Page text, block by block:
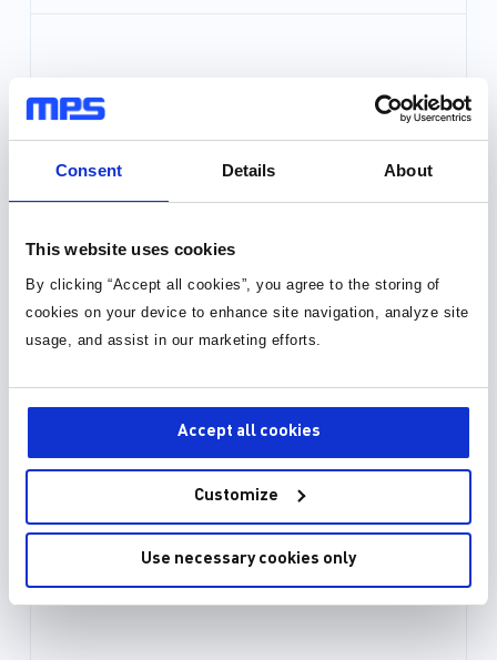
Consent Details About
This website uses cookies
By clicking “Accept all cookies”, you agree to the storing of
cookies on your device to enhance site navigation, analyze site
usage, and assist in our marketing efforts.
Accept all cookies
Customize
Use necessary cookies only